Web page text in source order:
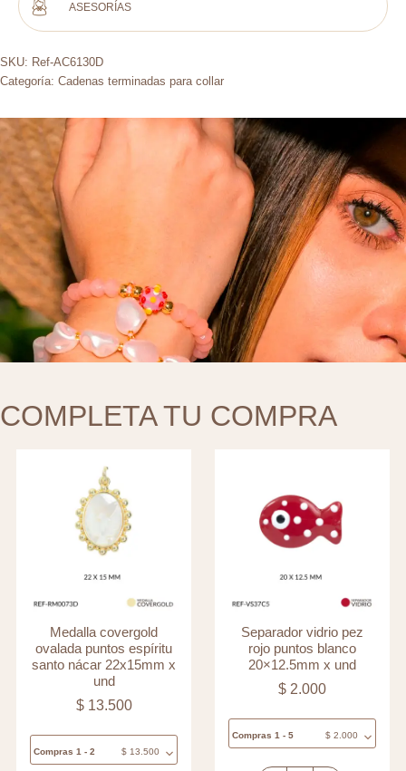
ASESORÍAS
SKU: Ref-AC6130D
Categoría: Cadenas terminadas para collar
COMPLETA TU COMPRA
Medalla covergold
ovalada puntos espíritu
santo nácar 22x15mm x
und
$13.500
Compras 1 - 2 $13.500
Separador vidrio pez
rojo puntos blanco
20×12.5mm x und
$ 2.000
Compras 1 - 5 $2.000